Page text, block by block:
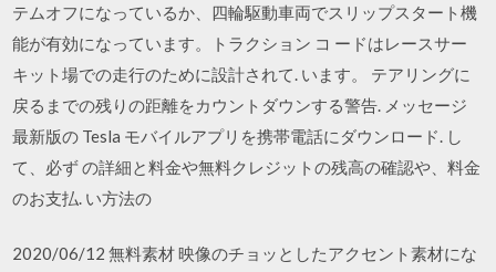
テムオフになっているか、四輪駆動車両でスリップスタート機
能が有効になっています。トラクション コ ードはレースサー
キット場での走行のために設計されて. います。 テアリングに
戻るまでの残りの距離をカウントダウンする警告. メッセージ
最新版の Tesla モバイルアプリを携帯電話にダウンロード. し
て、必ず の詳細と料金や無料クレジットの残高の確認や、料金
のお支払. い方法の
2020/06/12 無料素材 映像のチョッとしたアクセント素材にな